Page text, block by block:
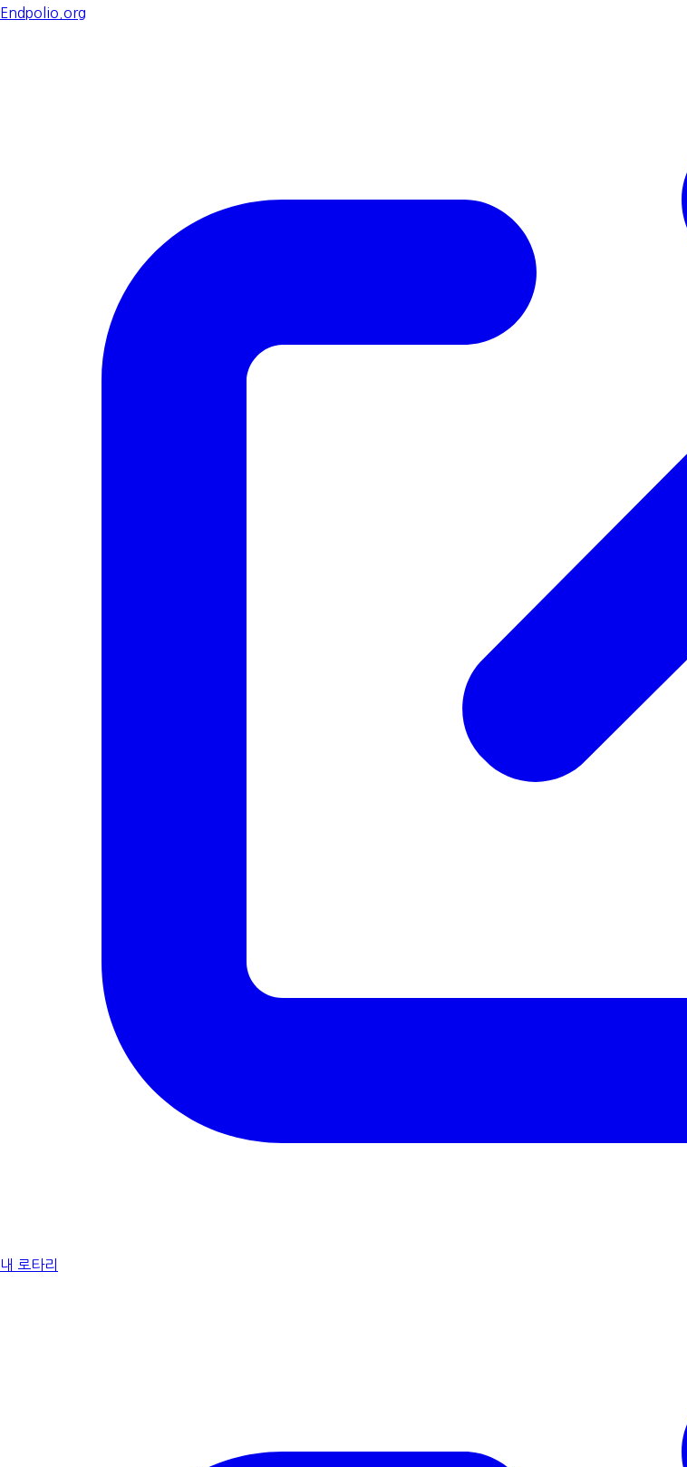
Endpolio.org
내 로타리